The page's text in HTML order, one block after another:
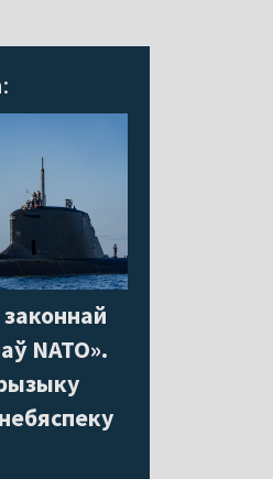
NATO».